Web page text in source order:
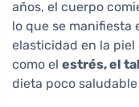
años, el cuerpo
lo que se manifiesta
elasticidad en la piel
como el estrés, el
dieta poco